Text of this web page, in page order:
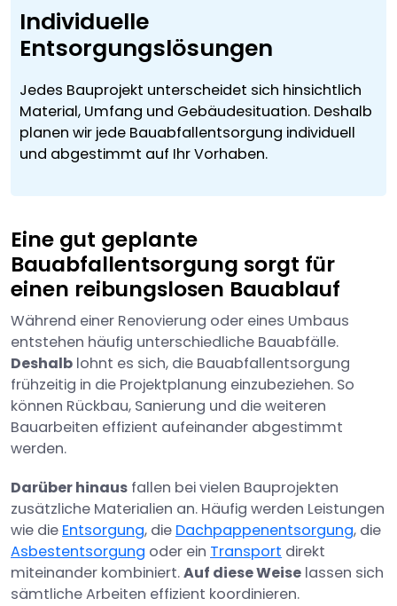
Individuelle
Entsorgungslösungen
Jedes Bauprojekt unterscheidet sich hinsichtlich
Material, Umfang und Gebäudesituation. Deshalb
planen wir jede Bauabfallentsorgung individuell
und abgestimmt auf Ihr Vorhaben.
Eine gut geplante
Bauabfallentsorgung sorgt für
einen reibungslosen Bauablauf
Während einer Renovierung oder eines Umbaus
entstehen häufig unterschiedliche Bauabfälle.
Deshalb lohnt es sich, die Bauabfallentsorgung
frühzeitig in die Projektplanung einzubeziehen. So
können Rückbau, Sanierung und die weiteren
Bauarbeiten effizient aufeinander abgestimmt
werden.
Darüber hinaus fallen bei vielen Bauprojekten
zusätzliche Materialien an. Häufig werden Leistungen
wie die Entsorgung, die Dachpappenentsorgung, die
Asbestentsorgung oder ein Transport direkt
miteinander kombiniert.Auf diese Weise lassen sich
sämtliche Arbeiten effizient koordinieren.